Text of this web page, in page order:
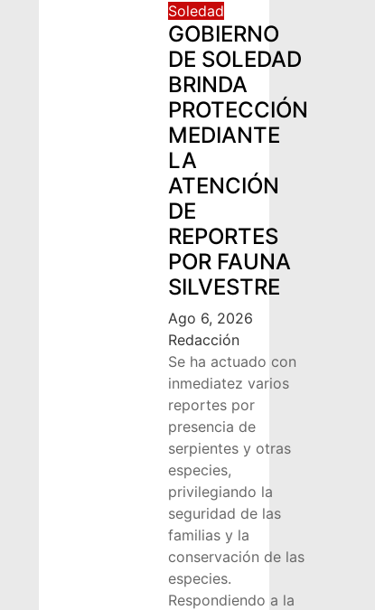
Soledad
GOBIERNO
DE SOLEDAD
BRINDA
PROTECCIÓN
MEDIANTE
LA
ATENCIÓN
DE
REPORTES
POR FAUNA
SILVESTRE
Ago 6, 2026
Redacción
Se ha actuado con
inmediatez varios
reportes por
presencia de
serpientes y otras
especies,
privilegiando la
seguridad de las
familias y la
conservación de las
especies.
Respondiendo a la